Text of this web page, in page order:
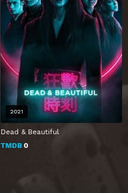
Dead & Beautiful
TMDB 0
2021